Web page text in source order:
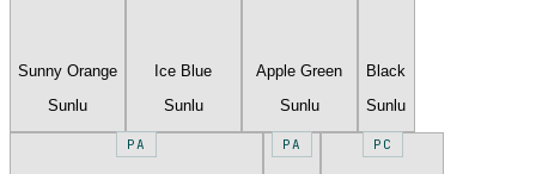
Sunny Orange
Sunlu
Ice Blue
Sunlu
Apple Green
Sunlu
Black
Sunlu
PA PA PC